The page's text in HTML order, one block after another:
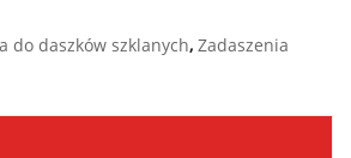
do daszków szklanych, Zadaszenia